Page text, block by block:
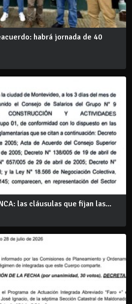
habrá jornada de 40
las cláusulas que fijan las...